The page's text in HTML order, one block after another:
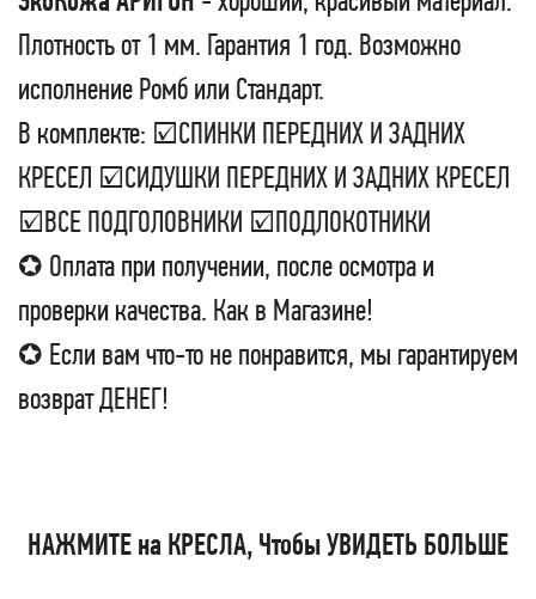
Плотность от 1 мм. Гарантия 1 год. Возможно
исполнение Ромб или Стандарт.
В комплекте: ☑СПИНКИ ПЕРЕДНИХ И ЗАДНИХ
КРЕСЕЛ ☑СИДУШКИ ПЕРЕДНИХ И ЗАДНИХ КРЕСЕЛ
☑ВСЕ ПОДГОЛОВНИКИ ☑ПОДЛОКОТНИКИ
✪ Оплата при получении, после осмотра и
проверки качества. Как в Магазине!
✪ Если вам что-то не понравится, мы гарантируем
возврат ДЕНЕГ!
НАЖМИТЕ на КРЕСЛА, Чтобы УВИДЕТЬ БОЛЬШЕ